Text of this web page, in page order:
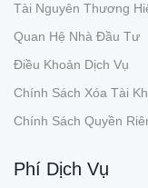
Tài Nguyên Thương
Quan Hệ Nhà Đầu Tư
Điều Khoản Dịch Vụ
Chính Sách Xóa Tài
Chính Sách Quyền
Phí Dịch Vụ